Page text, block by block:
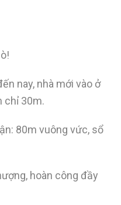
nay, nhà mới vào ở
chỉ 30m.
80m vuông vức, sổ
hoàn công đầy